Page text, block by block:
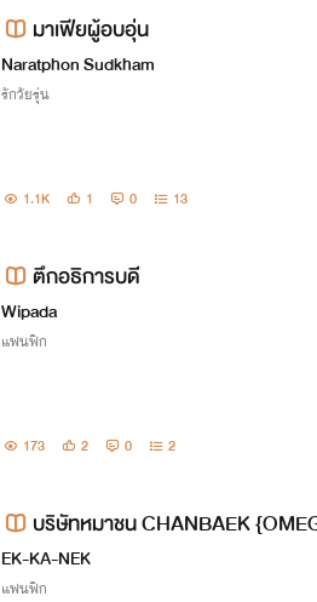
มาเฟียผู้อบอุ่น
Naratphon Sudkham
รักวัยรุ่น
1.1K 1 0 13
ตึกอธิการบดี
Wipada
แฟนฟิก
173 2 0 2
บริษัทหมาชน CHANBAEK
มาชนจำหน้ากันแล้วกัดชานแบค
EK-KA-NEK
แฟนฟิก